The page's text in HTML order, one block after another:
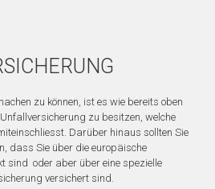
zu können, ist es wie bereits oben
zu besitzen, welche
Darüber hinaus sollten Sie
dass Sie über die europäische
sind oder aber über eine spezielle
versichert sind.